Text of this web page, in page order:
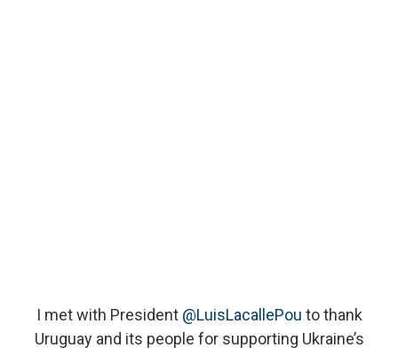
I met with President @LuisLacallePou to thank
Uruguay and its people for supporting Ukraine’s